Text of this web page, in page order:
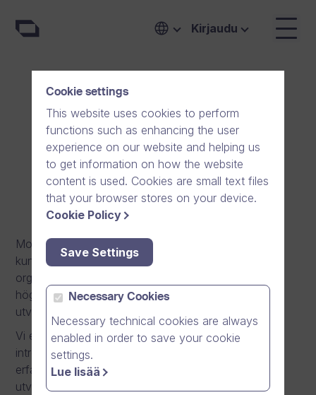
Kirjaudu
Account Executive
Stockholm, Sweden Full-time
Motiveras du av meningsfullt försäljnings- och
kundarbete där du på riktigt kan bidra till
organisationers framgång genom lättanvända,
högkvalitativa och säkra kommunikationslösningar
utvecklade i Europa?
Vi erbjuder goda karriärmöjligheter för dig som är
intresserad av kundansvar. Vi söker personer med
erfarenhet av B2B-försäljning som vill fortsätta
utvecklas brett inom försäljning och kundarbete. Nu
Cookie settings
This website uses cookies to perform
functions such as enhancing the user
experience on our website and helping us
to get information on how the website
content is used. Cookies are small text files
that your browser stores on your device.
Cookie Policy
Save Settings
Necessary Cookies
Necessary technical cookies are always
enabled in order to save your cookie
settings.
Lue lisää